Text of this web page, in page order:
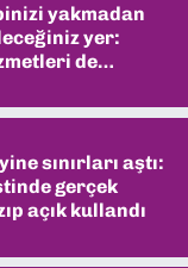
yakmadan
yer:
de
sınırları aştı:
gerçek
açık kullandı